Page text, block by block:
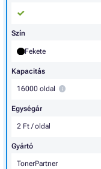
Szín
Fekete
Kapacitás
16000 oldal
Egységár
2 Ft / oldal
Gyártó
TonerPartner